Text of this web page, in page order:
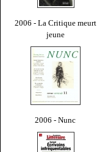
2006 - La Critique meurt
jeune
2006 - Nunc